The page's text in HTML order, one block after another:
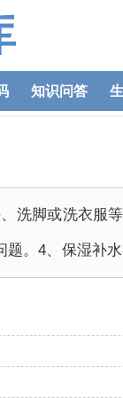
知识问答
洗脚或洗衣服
。4、保湿补